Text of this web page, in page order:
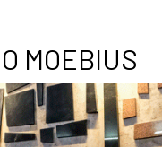
MOEBIUS